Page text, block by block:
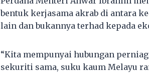
bentuk kerjasama akrab di antara
lain dan bukannya terhad kepada
“Kita mempunyai hubungan
sekuriti sama, suku kaum Melayu